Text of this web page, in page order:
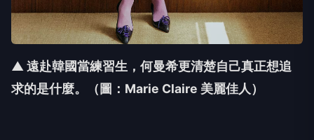
▲ 遠赴韓國當練習生，何曼希更清楚自己真正想追
求的是什麼。
（圖：Marie Claire 美麗佳人）